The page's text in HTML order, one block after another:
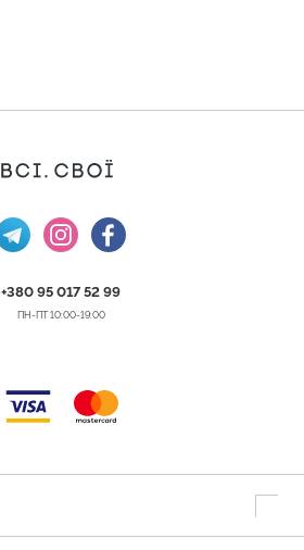
+380 95 017 52 99
ПН-ПТ 10:00-19:00